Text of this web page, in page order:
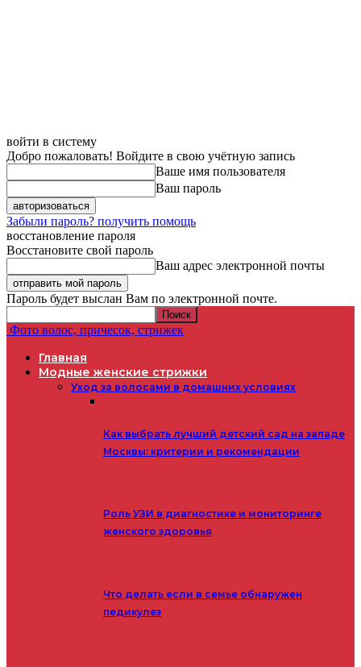
войти в систему
Добро пожаловать! Войдите в свою учётную запись
Ваше имя пользователя
Ваш пароль
Забыли пароль? получить помощь
восстановление пароля
Восстановите свой пароль
Ваш адрес электронной почты
Пароль будет выслан Вам по электронной почте.
Фото волос, причесок, стрижек
Главная
Модные женские стрижки
Уход за волосами в домашних условиях
Как выбрать лучший детский сад на западе
Москвы: критерии и рекомендации
Роль УЗИ в диагностике и мониторинге
женского здоровья
Что делать если в семье обнаружен
педикулез